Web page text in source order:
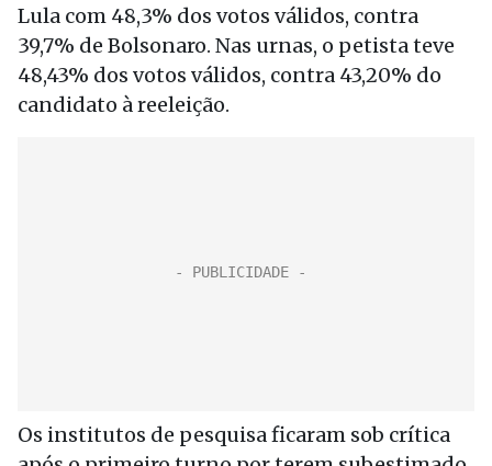
Lula com 48,3% dos votos válidos, contra
39,7% de Bolsonaro. Nas urnas, o petista teve
48,43% dos votos válidos, contra 43,20% do
candidato à reeleição.
Os institutos de pesquisa ficaram sob crítica